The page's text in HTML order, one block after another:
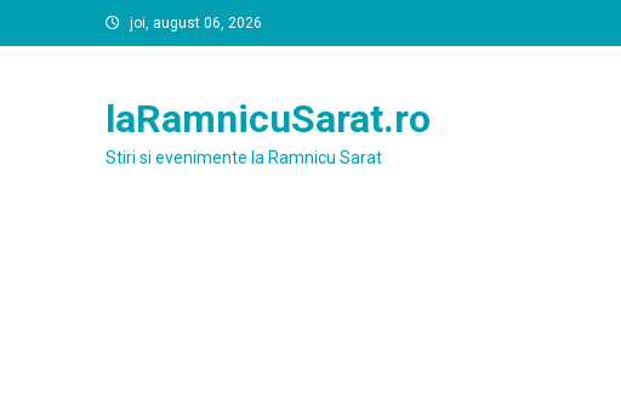
to
joi, august 06, 2026
laRamnicuSarat.ro
Stiri si evenimente la Ramnicu Sarat